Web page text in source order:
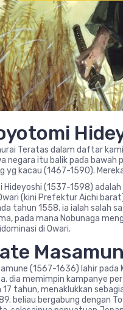
Teratas dalam daftar
negara itu balik pada
yg kacau (1467-1590).
Hideyoshi (1537-1598)
(kini Prefektur Aichi
tahun 1558. ia ialah salah
pada mana Nobunaga
di Owari.
(1567-1636) lahir
dia memimpin kampanye
17 tahun, menaklukkan
beliau bergabung dengan